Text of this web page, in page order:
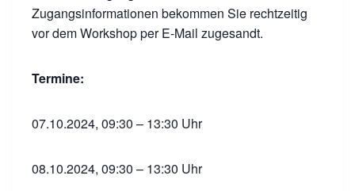
Zugangsinformationen bekommen Sie rechtzeitig
vor dem Workshop per E-Mail zugesandt.
Termine:
07.10.2024, 09:30 – 13:30 Uhr
08.10.2024, 09:30 – 13:30 Uhr